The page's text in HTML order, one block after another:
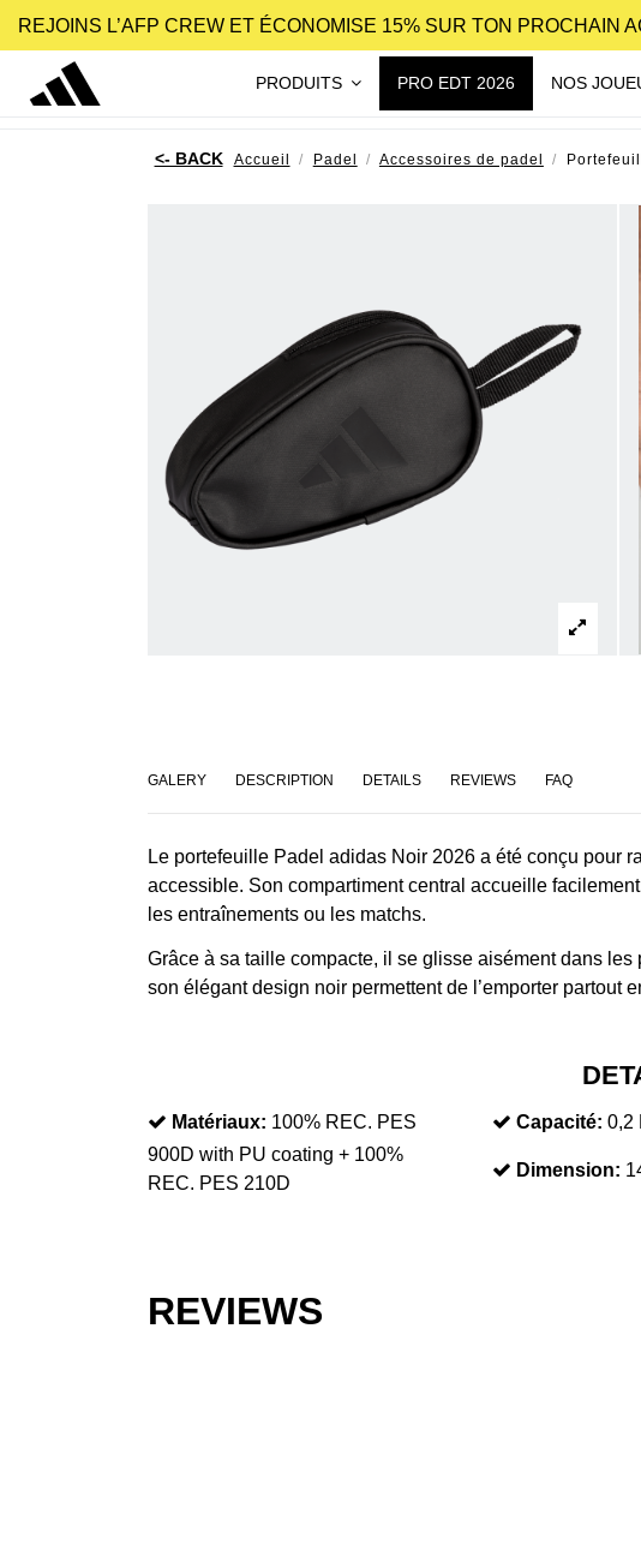
REJOINS L’AFP CREW ET ÉCONOMISE 15% SUR TON PROCHAIN
PRODUITS PRO EDT 2026 NOS
Accueil Padel Accessoires de padel
GALERY DESCRIPTION DETAILS REVIEWS FAQ
Le portefeuille Padel adidas Noir 2026 a été conçu pour
accessible. Son compartiment central accueille
les entraînements ou les matchs.
Grâce à sa taille compacte, il se glisse aisément dans
son élégant design noir permettent de l’emporter partout
Matériaux: 100% REC. PES
900D with PU coating + 100%
REC. PES 210D
Capacité: 0,2
Dimension:
REVIEWS